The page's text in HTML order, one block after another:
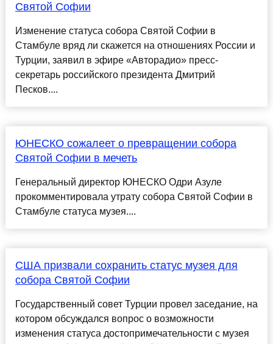
Святой Софии
Изменение статуса собора Святой Софии в
Стамбуле вряд ли скажется на отношениях России и
Турции, заявил в эфире «Авторадио» пресс-
секретарь российского президента Дмитрий
Песков....
ЮНЕСКО сожалеет о превращении собора
Святой Софии в мечеть
Генеральный директор ЮНЕСКО Одри Азуле
прокомментировала утрату собора Святой Софии в
Стамбуле статуса музея....
США призвали сохранить статус музея для
собора Святой Софии
Государственный совет Турции провел заседание, на
котором обсуждался вопрос о возможности
изменения статуса достопримечательности с музея